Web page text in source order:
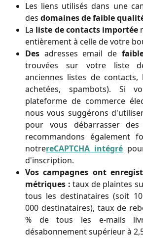
Les liens utilisés dans une
des domaines de faible
La liste de contacts importée
entièrement à celle de votre
Des adresses email de
trouvées sur votre liste
anciennes listes de contacts,
achetées, spambots). Si
plateforme de commerce
nous vous suggérons
pour vous débarrasser des
recommandons également
notrereCAPTCHA intégré
d'inscription.
Vos campagnes ont
métriques : taux de plaintes
tous les destinataires (soit
000 destinataires), taux de
% de tous les e-mails
désabonnement supérieur à